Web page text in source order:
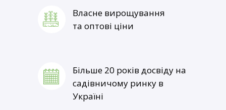
Власне вирощування
та оптові ціни
Більше 20 років досвіду на
садівничому ринку в
Україні
Термін постачання товару
1-3 робочі дні